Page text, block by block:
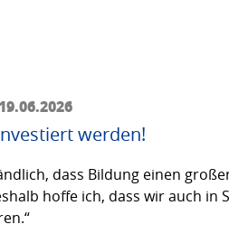
werden!
dass Bildung einen
hoffe ich, dass wir auch